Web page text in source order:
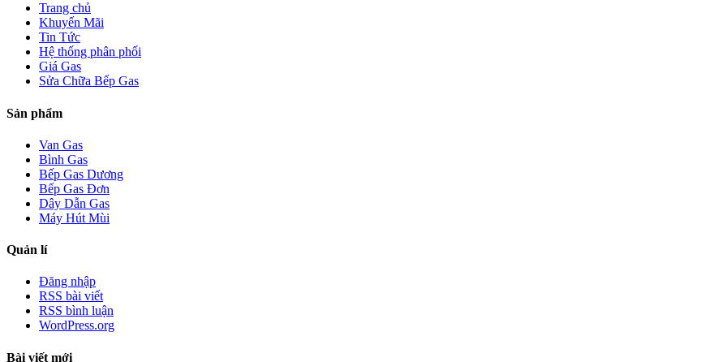
Trang chủ
Khuyến Mãi
Tin Tức
Hệ thống phân phối
Giá Gas
Sửa Chữa Bếp Gas
Sản phẩm
Van Gas
Bình Gas
Bếp Gas Dương
Bếp Gas Đơn
Dây Dẫn Gas
Máy Hút Mùi
Quản lí
Đăng nhập
RSS bài viết
RSS bình luận
WordPress.org
Bài viết mới